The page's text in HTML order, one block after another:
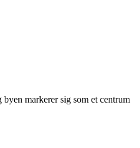
markerer sig som et centrum